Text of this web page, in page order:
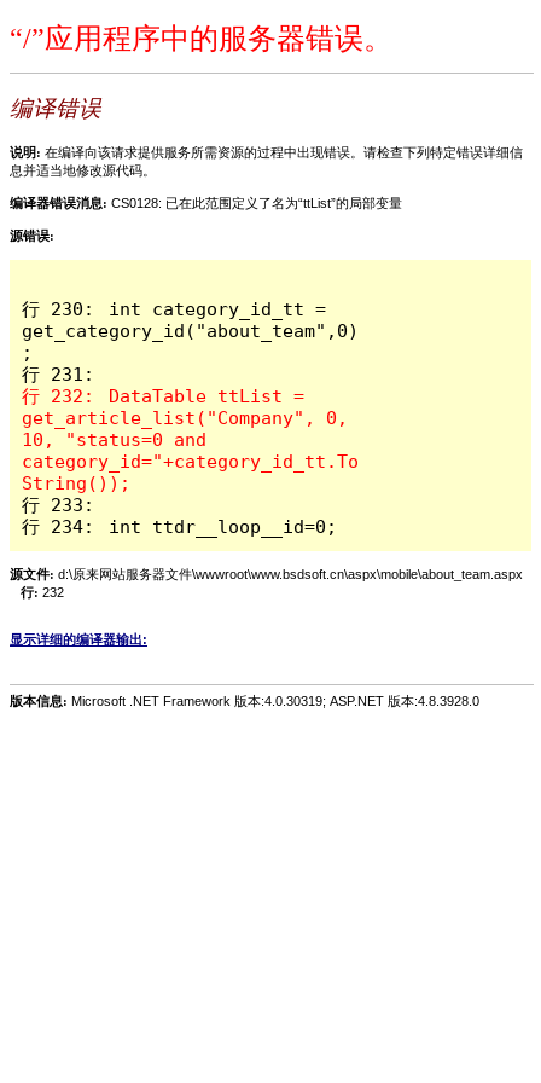
“/”应用程序中的服务器错误。
编译错误
说明: 在编译向该请求提供服务所需资源的过程中出现错误。请检查下列特定错误详细信
息并适当地修改源代码。
编译器错误消息: CS0128: 已在此范围定义了名为“ttList”的局部变量
源错误:
行 230:	int category_id_tt =
get_category_id("about_team",0)
;
行 232:	DataTable ttList =
get_article_list("Company", 0,
10, "status=0 and
category_id="+category_id_tt.To
行 233:
行 234:	int ttdr__loop__id=0;
源文件: d:\原来网站服务器文件\wwwroot\www.bsdsoft.cn\aspx\mobile\about_team.aspx
行: 232
显示详细的编译器输出:
版本信息: Microsoft .NET Framework 版本:4.0.30319; ASP.NET 版本:4.8.3928.0